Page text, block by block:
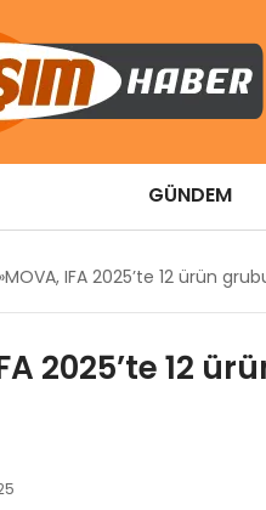
GÜNDEM
MOVA, IFA 2025’te 12 ürün
2025’te 12